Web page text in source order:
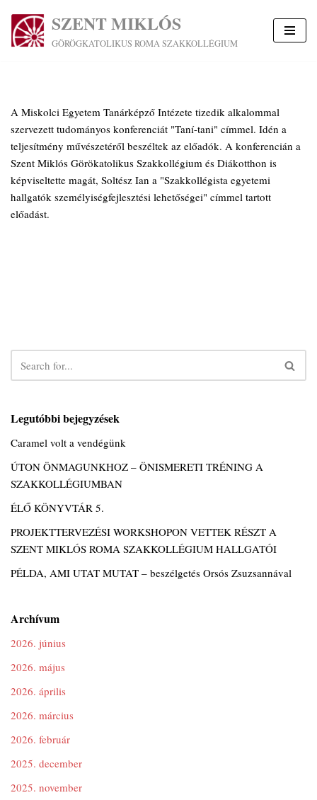
Skip
SZENT MIKLÓS
GÖRÖGKATOLIKUS ROMA SZAKKOLLÉGIUM
A Miskolci Egyetem Tanárképző Intézete tizedik alkalommal
szervezett tudományos konferenciát "Taní-tani" címmel. Idén a
teljesítmény művészetéről beszéltek az előadók. A konferencián a
Szent Miklós Görökatolikus Szakkollégium és Diákotthon is
képviseltette magát, Soltész Ian a "Szakkollégista egyetemi
hallgatók személyiségfejlesztési lehetőségei" címmel tartott
előadást.
Legutóbbi bejegyzések
Caramel volt a vendégünk
ÚTON ÖNMAGUNKHOZ – ÖNISMERETI TRÉNING A
SZAKKOLLÉGIUMBAN
ÉLŐ KÖNYVTÁR 5.
PROJEKTTERVEZÉSI WORKSHOPON VETTEK RÉSZT A
SZENT MIKLÓS ROMA SZAKKOLLÉGIUM HALLGATÓI
PÉLDA, AMI UTAT MUTAT – beszélgetés Orsós Zsuzsannával
Archívum
2026. június
2026. május
2026. április
2026. március
2026. február
2025. december
2025. november